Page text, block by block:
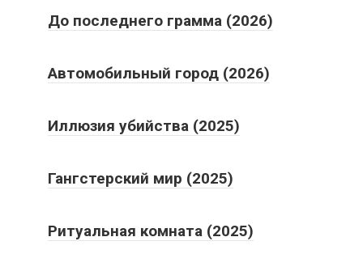
До последнего грамма (2026)
Автомобильный город (2026)
Иллюзия убийства (2025)
Гангстерский мир (2025)
Ритуальная комната (2025)